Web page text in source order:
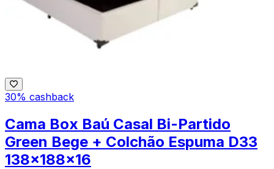
30% cashback
Cama Box Baú Casal Bi-Partido
Green Bege + Colchão Espuma D33
138x188x16